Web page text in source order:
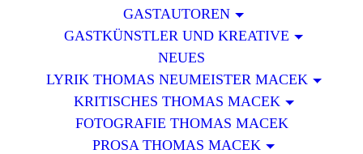
GASTAUTOREN
GASTKÜNSTLER UND KREATIVE
NEUES
LYRIK THOMAS NEUMEISTER MACEK
KRITISCHES THOMAS MACEK
FOTOGRAFIE THOMAS MACEK
PROSA THOMAS MACEK